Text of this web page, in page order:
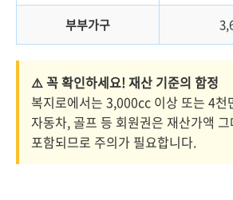
부부가구
⚠️ 꼭 확인하세요! 재산 기준의 함정
복지로에서는 3,000cc 이상 또는 4천
자동차, 골프 등 회원권은 재산가액
포함되므로 주의가 필요합니다.